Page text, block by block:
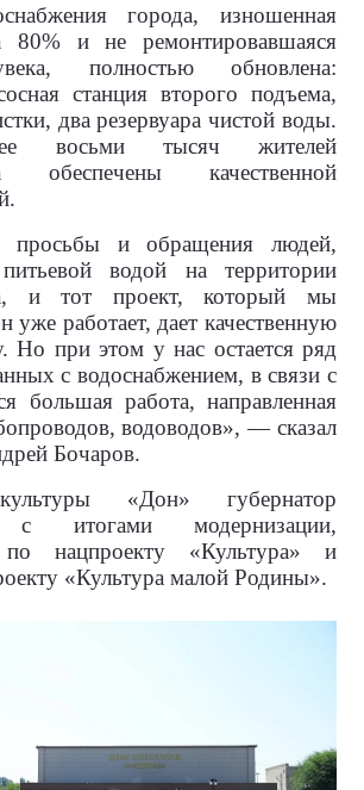
города, изношенная
80% и не ремонтировавшаяся
полностью обновлена:
станция второго подъема,
два резервуара чистой воды.
восьми тысяч жителей
обеспечены качественной
и обращения людей,
водой на территории
и тот проект, который мы
уже работает, дает качественную
Но при этом у нас остается ряд
с водоснабжением, в связи с
большая работа, направленная
водоводов», — сказал
Бочаров.
«Дон» губернатор
с итогами модернизации,
по нацпроекту «Культура» и
«Культура малой Родины».